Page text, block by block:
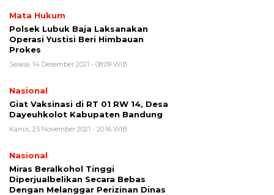
Mata Hukum
Polsek Lubuk Baja Laksanakan
Operasi Yustisi Beri Himbauan
Prokes
Selasa, 14 Desember 2021 - 08:09 WIB
Nasional
Giat Vaksinasi di RT 01 RW 14, Desa
Dayeuhkolot Kabupaten Bandung
Kamis, 25 November 2021 - 20:16 WIB
Nasional
Miras Beralkohol Tinggi
Diperjualbelikan Secara Bebas
Dengan Melanggar Perizinan Dinas